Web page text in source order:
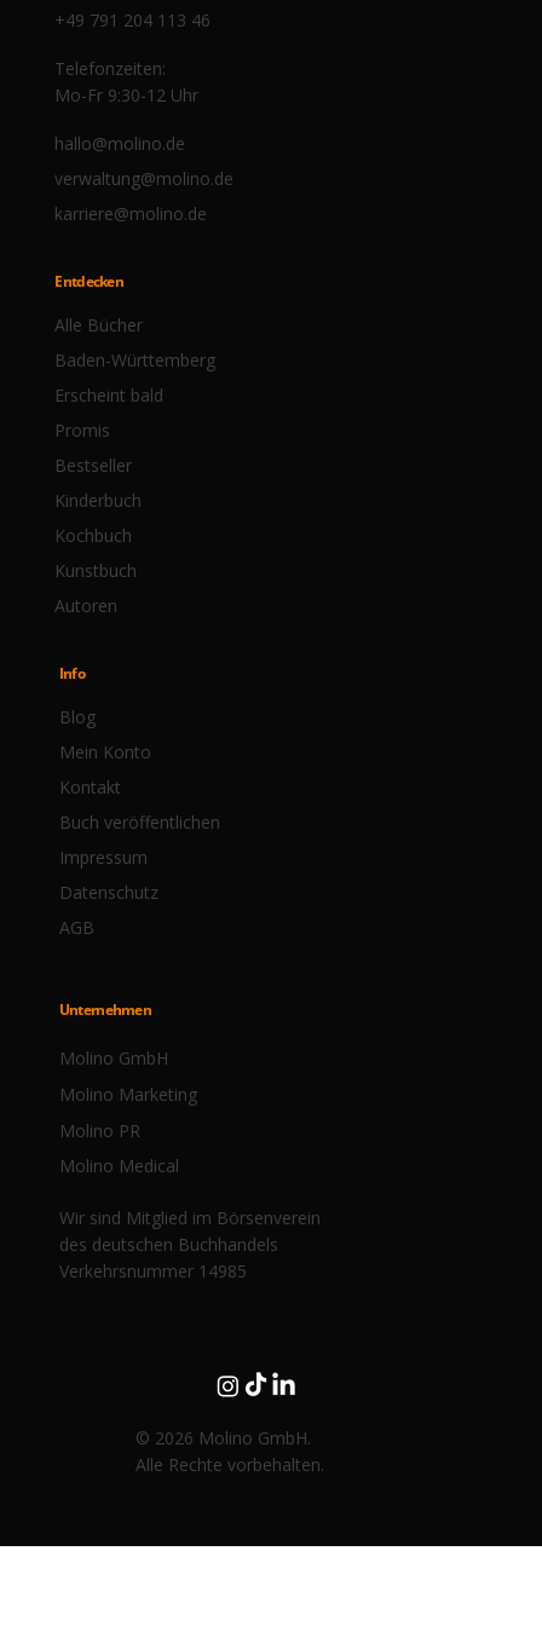
Wir sind Mitglied im Börsenverein
des deutschen Buchhandels
Verkehrsnummer 14985
+49 791 204 113 46
Telefonzeiten:
Mo-Fr 9:30-12 Uhr
hallo@molino.de
verwaltung@molino.de
karriere@molino.de
Entdecken
Alle Bücher
Erscheint bald
Bestseller
Baden-Württemberg
Promis
Kinderbuch
Kochbuch
Kunstbuch
Autoren
Info
Blog
Mein Konto
Kontakt
Buch veröffentlichen
Impressum
Datenschutz
AGB
Unternehmen
Molino GmbH
Molino Marketing
Molino PR
Molino Medical
© 2026 Molino GmbH.
Alle Rechte vorbehalten.